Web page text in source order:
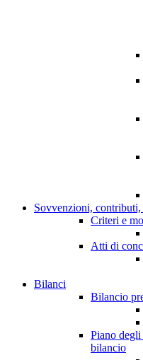
Sovvenzioni,
Criteri e
Atti di
Bilanci
Bilancio
Piano
bilancio